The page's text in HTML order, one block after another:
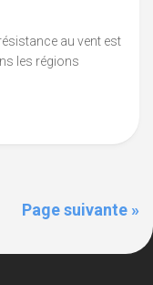
au vent est
les régions
Page suivante »